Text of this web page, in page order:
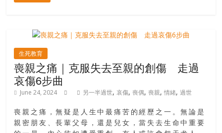
生死教育
喪親之痛｜克服失去至親的創傷 走過
哀傷6步曲
June 24, 2024 另一半過世,哀傷,喪偶,喪親,情緒, 過世
喪親之痛，無疑是人生中最痛苦的經歷之一。無論是
親密朋友、長輩父母，還是兒女，當失去生命中重要